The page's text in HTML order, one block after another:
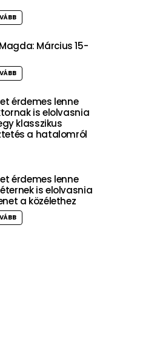
Március 15-
érdemes lenne
is elolvasnia
klasszikus
a hatalomról
érdemes lenne
is elolvasnia
a közélethez